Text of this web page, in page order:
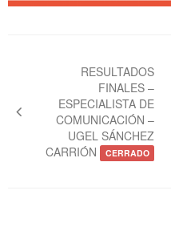
entradas
RESULTADOS
FINALES –
ESPECIALISTA DE
COMUNICACIÓN –
UGEL SÁNCHEZ
CARRIÓN CERRADO